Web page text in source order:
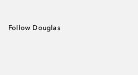
Follow Douglas